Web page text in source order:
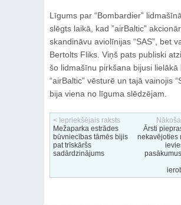
Līgums par “Bombardier”
slēgts laikā, kad ”airBaltic”
skandināvu aviolīnijas “SAS”, bet
Bertolts Fliks. Viņš pats publiski
šo lidmašīnu pirkšana bijusi lielākā
“airBaltic” vēsturē un tajā vainojis
bija viena no līguma slēdzējam.
< Iepriekšējais raksts
Mežaparka estrādes
būvniecības tāmēs bijis
pat trīskāršs
sadārdzinājums
Ārsti
nekavējoties